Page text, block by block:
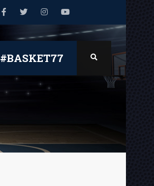
#BASKET77